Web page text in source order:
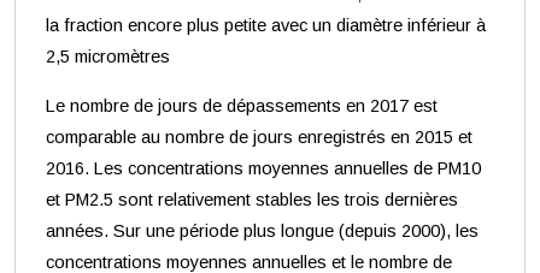
la fraction encore plus petite avec un diamètre inférieur à
2,5 micromètres
Le nombre de jours de dépassements en 2017 est
comparable au nombre de jours enregistrés en 2015 et
2016. Les concentrations moyennes annuelles de PM10
et PM2.5 sont relativement stables les trois dernières
années. Sur une période plus longue (depuis 2000), les
concentrations moyennes annuelles et le nombre de